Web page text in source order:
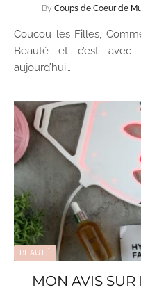
By Coups de Coeur de
Coucou les Filles,
Beauté et c’est
aujourd’hui…
BEAUTÉ
MON AVIS